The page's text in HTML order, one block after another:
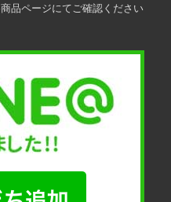
品ページにてご確認ください